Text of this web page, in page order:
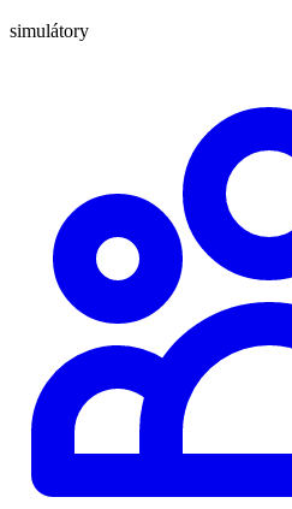
simulátory